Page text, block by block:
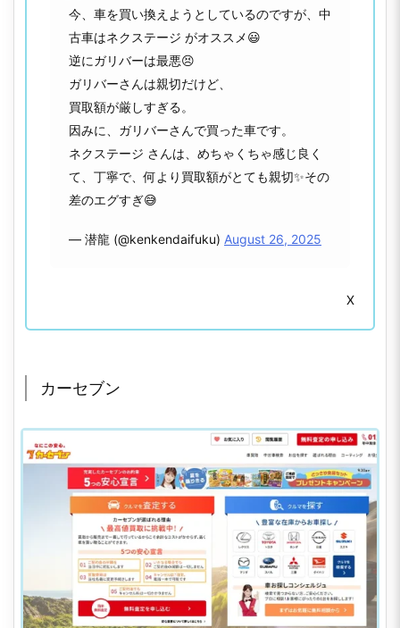
今、車を買い換えようとしているのですが、中
古車はネクステージ がオススメ😃
逆にガリバーは最悪😣
ガリバーさんは親切だけど、
買取額が厳しすぎる。
因みに、ガリバーさんで買った車です。
ネクステージ さんは、めちゃくちゃ感じ良く
て、丁寧で、何より買取額がとても親切✨その
差のエグすぎ😅
— 潜龍 (@kenkendaifuku) August 26, 2025
X
カーセブン